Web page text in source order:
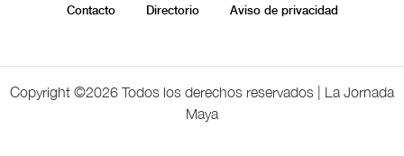
Contacto Directorio Aviso de privacidad
Copyright ©2026 Todos los derechos reservados | La Jornada
Maya